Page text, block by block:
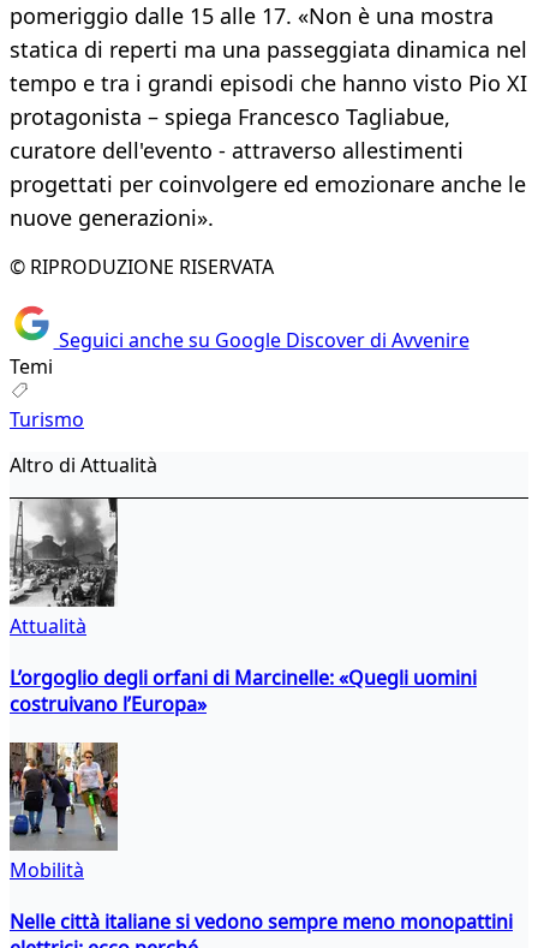
pomeriggio dalle 15 alle 17. «Non è una mostra
statica di reperti ma una passeggiata dinamica nel
tempo e tra i grandi episodi che hanno visto Pio XI
protagonista – spiega Francesco Tagliabue,
curatore dell'evento - attraverso allestimenti
progettati per coinvolgere ed emozionare anche le
nuove generazioni».
© RIPRODUZIONE RISERVATA
Seguici anche su Google Discover di Avvenire
Temi
Turismo
Altro di Attualità
Attualità
L’orgoglio degli orfani di Marcinelle: «Quegli uomini
costruivano l’Europa»
Mobilità
Nelle città italiane si vedono sempre meno monopattini